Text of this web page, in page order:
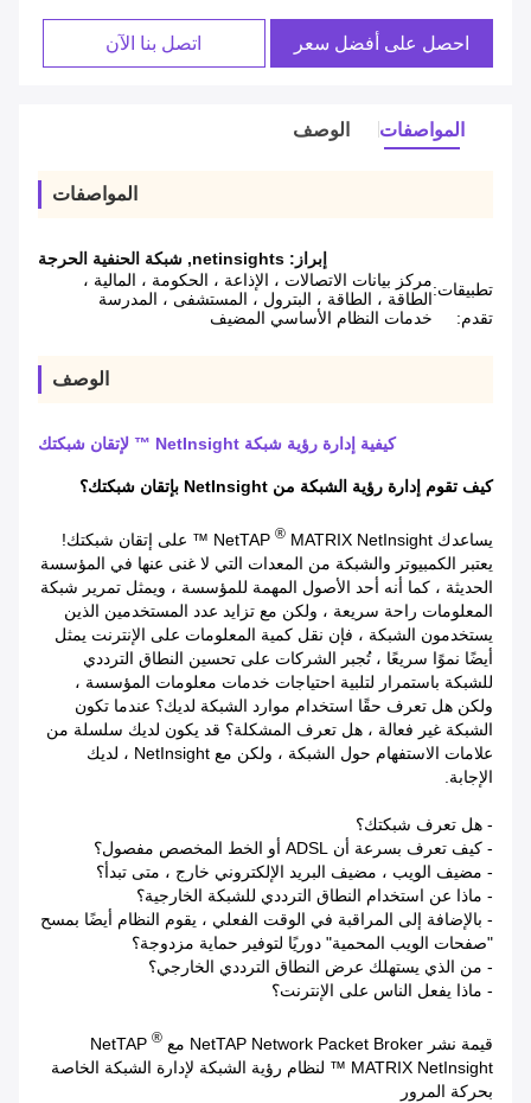
احصل على أفضل سعر اتصل بنا الآن
المواصفات الوصف
المواصفات
إبراز: netinsights
, شبكة الحنفية الحرجة
تطبيقات:مركز بيانات الاتصالات ، الإذاعة ، الحكومة ، المالية ،
الطاقة ، الطاقة ، البترول ، المستشفى ، المدرسة
تقدم:
خدمات النظام الأساسي المضيف
الوصف
كيفية إدارة رؤية شبكة NetInsight ™ لإتقان شبكتك
كيف تقوم إدارة رؤية الشبكة من NetInsight بإتقان شبكتك؟
يساعدك NetTAP ® MATRIX NetInsight ™ على إتقان شبكتك!
يعتبر الكمبيوتر والشبكة من المعدات التي لا غنى عنها في المؤسسة
الحديثة ، كما أنه أحد الأصول المهمة للمؤسسة ، ويمثل تمرير شبكة
المعلومات راحة سريعة ، ولكن مع تزايد عدد المستخدمين الذين
يستخدمون الشبكة ، فإن نقل كمية المعلومات على الإنترنت يمثل
أيضًا نموًا سريعًا ، تُجبر الشركات على تحسين النطاق الترددي
للشبكة باستمرار لتلبية احتياجات خدمات معلومات المؤسسة ،
ولكن هل تعرف حقًا استخدام موارد الشبكة لديك؟ عندما تكون
الشبكة غير فعالة ، هل تعرف المشكلة؟ قد يكون لديك سلسلة من
علامات الاستفهام حول الشبكة ، ولكن مع NetInsight ، لديك
الإجابة.
- هل تعرف شبكتك؟
- كيف تعرف بسرعة أن ADSL أو الخط المخصص مفصول؟
- مضيف الويب ، مضيف البريد الإلكتروني خارج ، متى تبدأ؟
- ماذا عن استخدام النطاق الترددي للشبكة الخارجية؟
- بالإضافة إلى المراقبة في الوقت الفعلي ، يقوم النظام أيضًا بمسح
"صفحات الويب المحمية" دوريًا لتوفير حماية مزدوجة؟
- من الذي يستهلك عرض النطاق الترددي الخارجي؟
- ماذا يفعل الناس على الإنترنت؟
قيمة نشر NetTAP Network Packet Broker مع NetTAP ®
MATRIX NetInsight ™ لنظام رؤية الشبكة لإدارة الشبكة الخاصة
بحركة المرور